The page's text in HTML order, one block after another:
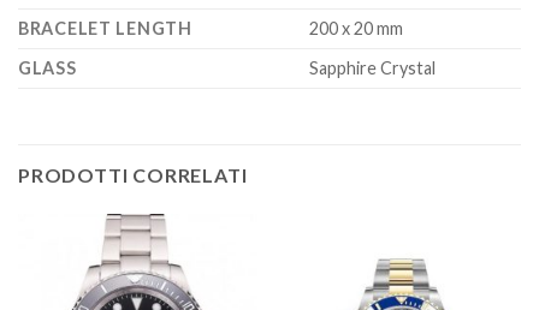
BRACELET LENGTH
200 x 20 mm
GLASS
Sapphire Crystal
PRODOTTI CORRELATI